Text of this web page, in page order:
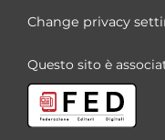
Change privacy
Questo sito è